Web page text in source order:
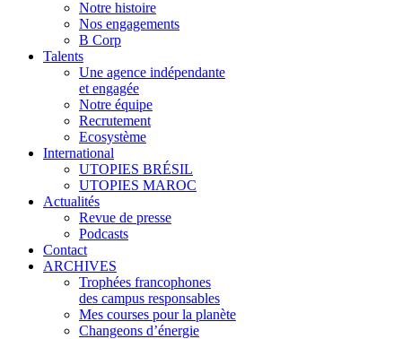
Notre histoire
Nos engagements
B Corp
Talents
Une agence indépendante
et engagée
Notre équipe
Recrutement
Ecosystème
International
UTOPIES BRÉSIL
UTOPIES MAROC
Actualités
Revue de presse
Podcasts
Contact
ARCHIVES
Trophées francophones
des campus responsables
Mes courses pour la planète
Changeons d’énergie